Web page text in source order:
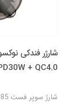
+ QC4.0
شارژ سوپر فست 85 وات برای شارژ سریع دستگاه‌ها